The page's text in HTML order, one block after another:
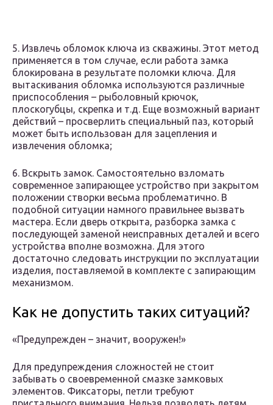
5. Извлечь обломок ключа из скважины. Этот метод
применяется в том случае, если работа замка
блокирована в результате поломки ключа. Для
вытаскивания обломка используются различные
приспособления – рыболовный крючок,
плоскогубцы, скрепка и т.д. Еще возможный вариант
действий – просверлить специальный паз, который
может быть использован для зацепления и
извлечения обломка;
6. Вскрыть замок. Самостоятельно взломать
современное запирающее устройство при закрытом
положении створки весьма проблематично. В
подобной ситуации намного правильнее вызвать
мастера. Если дверь открыта, разборка замка с
последующей заменой неисправных деталей и всего
устройства вполне возможна. Для этого
достаточно следовать инструкции по эксплуатации
изделия, поставляемой в комплекте с запирающим
механизмом.
Как не допустить таких ситуаций?
«Предупрежден – значит, вооружен!»
Для предупреждения сложностей не стоит
забывать о своевременной смазке замковых
элементов. Фиксаторы, петли требуют